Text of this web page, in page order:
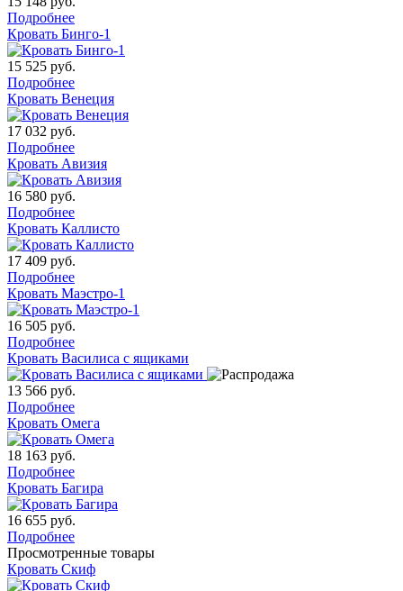
Подробнее
Кровать Бинго-1
15 525 руб.
Подробнее
Кровать Венеция
17 032 руб.
Подробнее
Кровать Авизия
16 580 руб.
Подробнее
Кровать Каллисто
17 409 руб.
Подробнее
Кровать Маэстро-1
16 505 руб.
Подробнее
Кровать Василиса с ящиками
13 566 руб.
Подробнее
Кровать Омега
18 163 руб.
Подробнее
Кровать Багира
16 655 руб.
Подробнее
Просмотренные товары
Кровать Скиф